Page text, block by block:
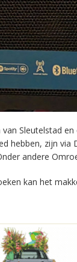
van Sleutelstad
hebben, zijn
andere
kan het